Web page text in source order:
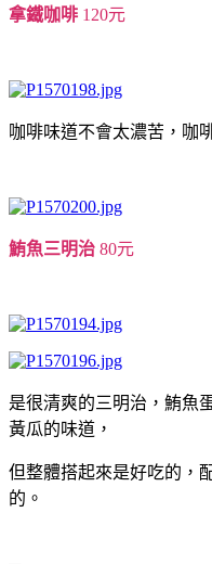
拿鐵咖啡 120元
咖啡味道不會太濃苦，咖
鮪魚三明治 80元
是很清爽的三明治，鮪魚
黃瓜的味道，
但整體搭起來是好吃的，
的。